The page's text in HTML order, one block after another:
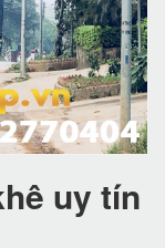
uy tín